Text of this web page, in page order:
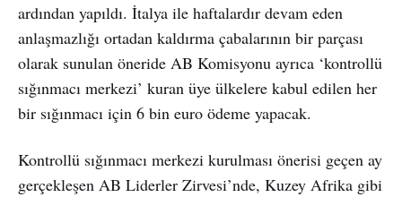
ardından yapıldı. İtalya ile haftalardır devam eden
anlaşmazlığı ortadan kaldırma çabalarının bir parçası
olarak sunulan öneride AB Komisyonu ayrıca ‘kontrollü
sığınmacı merkezi’ kuran üye ülkelere kabul edilen her
bir sığınmacı için 6 bin euro ödeme yapacak.
Kontrollü sığınmacı merkezi kurulması önerisi geçen ay
gerçekleşen AB Liderler Zirvesi’nde, Kuzey Afrika gibi